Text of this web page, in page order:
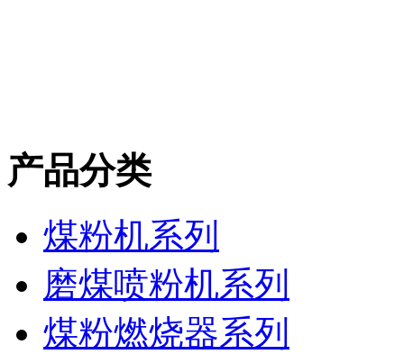
产品分类
煤粉机系列
磨煤喷粉机系列
煤粉燃烧器系列